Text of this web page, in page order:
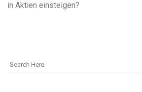
in Aktien einsteigen?